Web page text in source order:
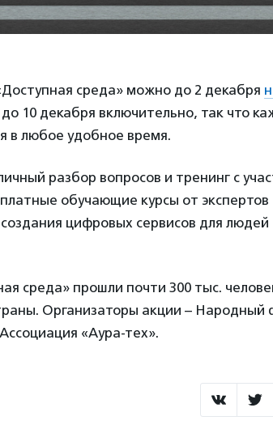
среда» можно до 2 декабря
10 декабря включительно, так что
в любое удобное время.
разбор вопросов и тренинг с
обучающие курсы от экспертов
цифровых сервисов для людей
среда» прошли почти 300 тыс.
Организаторы акции – Народный
«Аура-тех».